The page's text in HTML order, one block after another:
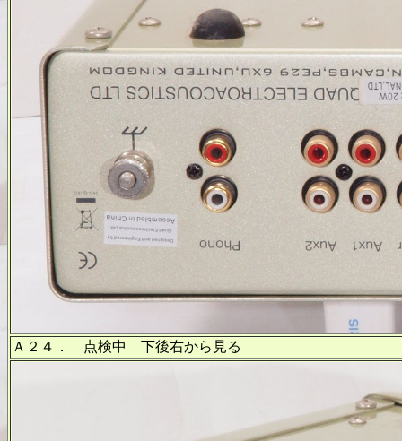
Ａ２４． 点検中 下後右から見る